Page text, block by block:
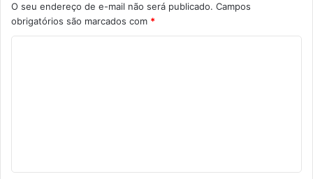
O seu endereço de e-mail não será publicado. Campos
obrigatórios são marcados com *
á